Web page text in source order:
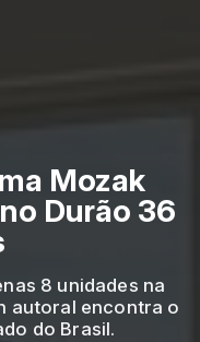
Mozak
Durão 36
8 unidades na
autoral encontra o
do Brasil.